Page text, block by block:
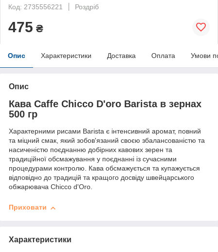
Код: 2735556221
Роздріб
475 ₴
Опис Характеристики Доставка Оплата Умови
Опис
Кава Caffe Chicco D'oro Barista в зернах
500 гр
Характерними рисами Barista є інтенсивний аромат, повний
та міцний смак, який зобов'язаний своєю збалансованістю та
насиченістю поєднанню добірних кавових зерен та
традиційної обсмажування у поєднанні із сучасними
процедурами контролю. Кава обсмажується та купажується
відповідно до традицій та кращого досвіду швейцарського
обжарювача Chicco d'Oro.
Приховати
Характеристики